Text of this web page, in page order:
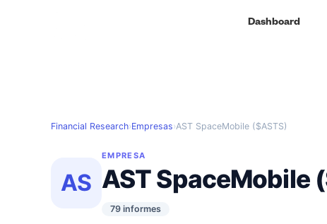
Dashboard
Financial Research›Empresas›AST SpaceMobile ($ASTS)
AS
EMPRESA
AST SpaceMobile
79 informes